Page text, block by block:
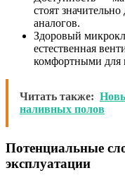
стоят
аналогов.
Здоровый
естественная
комфортными для
Читать также:
наливных полов
Потенциальные
эксплуатации